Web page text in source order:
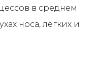
в среднем
носа, лёгких и